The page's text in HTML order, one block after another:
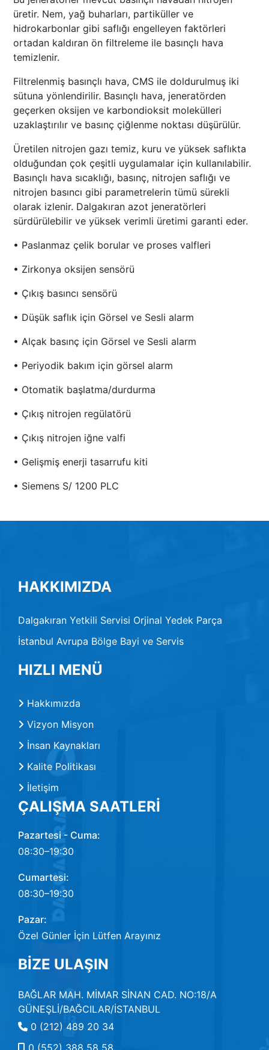
üretir. Nem, yağ buharları, partiküller ve
hidrokarbonlar gibi saflığı engelleyen faktörleri
ortadan kaldıran ön filtreleme ile basınçlı hava
temizlenir.
Filtrelenmiş basınçlı hava, CMS ile doldurulmuş iki
sütuna yönlendirilir. Basınçlı hava, jeneratörden
geçerken oksijen ve karbondioksit molekülleri
uzaklaştırılır ve basınç çiğlenme noktası düşürülür.
Üretilen nitrojen gazı temiz, kuru ve yüksek saflıkta
olduğundan çok çeşitli uygulamalar için kullanılabilir.
Basınçlı hava sıcaklığı, basınç, nitrojen saflığı ve
nitrojen basıncı gibi parametrelerin tümü sürekli
olarak izlenir. Dalgakıran azot jeneratörleri
sürdürülebilir ve yüksek verimli üretimi garanti eder.
• Paslanmaz çelik borular ve proses valfleri
• Zirkonya oksijen sensörü
• Çıkış basıncı sensörü
• Düşük saflık için Görsel ve Sesli alarm
• Alçak basınç için Görsel ve Sesli alarm
• Periyodik bakım için görsel alarm
• Otomatik başlatma/durdurma
• Çıkış nitrojen regülatörü
• Çıkış nitrojen iğne valfi
• Gelişmiş enerji tasarrufu kiti
• Siemens S/ 1200 PLC
HAKKIMIZDA
Dalgakıran Yetkili Servisi Orjinal Yedek Parça
İstanbul Avrupa Bölge Bayi ve Servis
HIZLI MENÜ
Hakkımızda
Vizyon Misyon
İnsan Kaynakları
Kalite Politikası
İletişim
ÇALIŞMA SAATLERİ
Pazartesi - Cuma:
08:30–19:30
Cumartesi:
08:30–19:30
Pazar:
Özel Günler İçin Lütfen Arayınız
BİZE ULAŞIN
BAĞLAR MAH. MİMAR SİNAN CAD. NO:18/A
GÜNEŞLİ/BAĞCILAR/İSTANBUL
0 (212) 489 20 34
0 (552) 388 58 58